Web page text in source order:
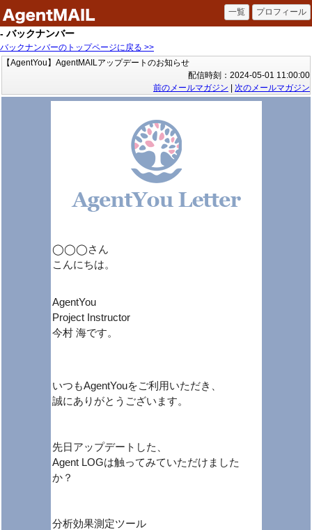
- バックナンバー
バックナンバーのトップページに戻る >>
【AgentYou】AgentMAILアップデートのお知らせ
配信時刻：2024-05-01 11:00:00
前のメールマガジン
次のメールマガジン
◯◯◯さん
こんにちは。
AgentYou
Project Instructor
今村 海です。
いつもAgentYouをご利用いただき、
誠にありがとうございます。
先日アップデートした、
Agent LOGは触ってみていただけました
か？
分析効果測定ツール